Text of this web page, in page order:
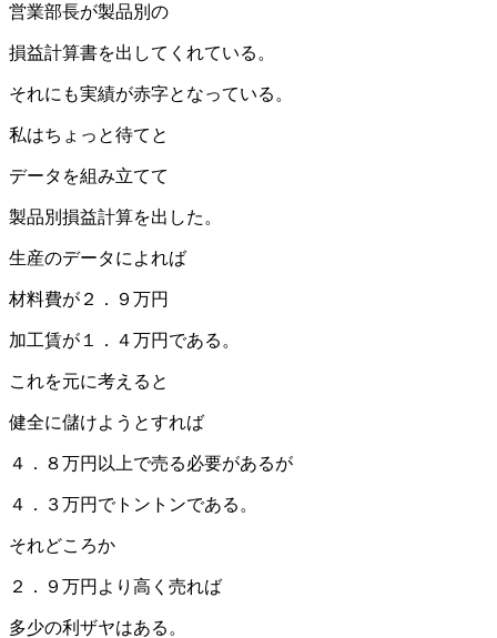
営業部長が製品別の
損益計算書を出してくれている。
それにも実績が赤字となっている。
私はちょっと待てと
データを組み立てて
製品別損益計算を出した。
生産のデータによれば
材料費が２．９万円
加工賃が１．４万円である。
これを元に考えると
健全に儲けようとすれば
４．８万円以上で売る必要があるが
４．３万円でトントンである。
それどころか
２．９万円より高く売れば
多少の利ザヤはある。